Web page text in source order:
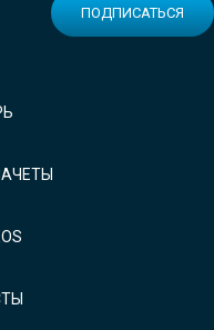
ПОДПИСАТЬСЯ